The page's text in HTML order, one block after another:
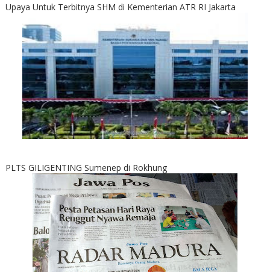
Upaya Untuk Terbitnya SHM di Kementerian ATR RI Jakarta
PLTS GILIGENTING Sumenep di Rokhung